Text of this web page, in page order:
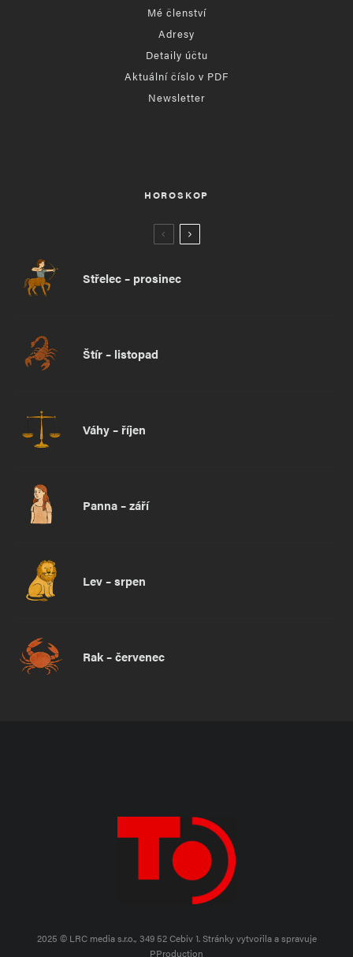
Mé členství
Adresy
Detaily účtu
Aktuální číslo v PDF
Newsletter
HOROSKOP
Střelec – prosinec
Štír – listopad
Váhy – říjen
Panna – září
Lev – srpen
Rak – červenec
2025 © LRC media s.r.o., 349 52 Cebiv 1.Stránky vytvořila a spravuje
PProduction